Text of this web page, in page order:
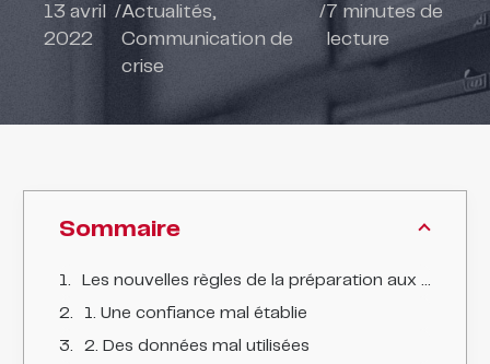
13 avril
2022
/Actualités,
Communication de
crise
/7 minutes de
lecture
Sommaire
Les nouvelles règles de la préparation aux crises dans un monde post-pandémique
1. Une confiance mal établie
2. Des données mal utilisées